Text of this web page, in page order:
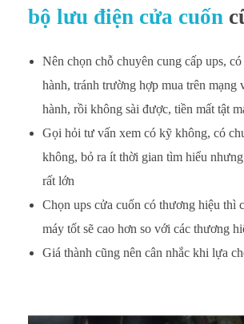
bộ lưu điện cửa cuốn
Nên chọn chỗ chuyên cung cấp ups,
hành, tránh trường hợp mua trên mạng
hành, rồi không sài được, tiền mất tật
Gọi hỏi tư vấn xem có kỹ không, có
không, bỏ ra ít thời gian tìm hiểu
rất lớn
Chọn ups cửa cuốn có thương hiệu thì
máy tốt sẽ cao hơn so với các thương
Giá thành cũng nên cân nhắc khi lựa